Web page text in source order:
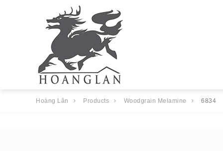
Hoàng Lân Products Woodgrain Melamine 6834